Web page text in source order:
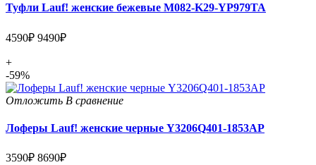
Туфли Lauf! женские бежевые M082-K29-YP979TA
4590₽ 9490₽
+
-59%
Отложить В сравнение
Лоферы Lauf! женские черные Y3206Q401-1853AP
3590₽ 8690₽